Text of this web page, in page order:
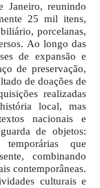
Janeiro, reunindo
25 mil itens,
porcelanas,
Ao longo das
de expansão e
de preservação,
de doações de
realizadas
local, mas
nacionais e
de objetos:
temporárias que
combinando
contemporâneas.
culturais e